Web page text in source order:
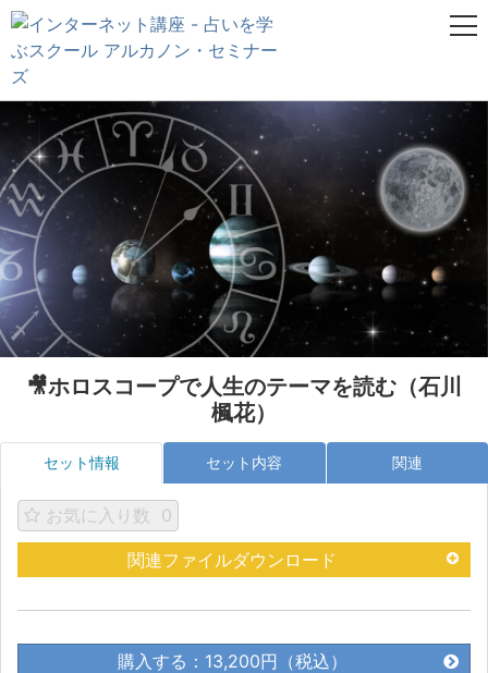
🎥ホロスコープで人生のテーマを読む（石川
楓花）
セット情報 セット内容 関連
お気に入り数 0
関連ファイルダウンロード
購入する：13,200円（税込）